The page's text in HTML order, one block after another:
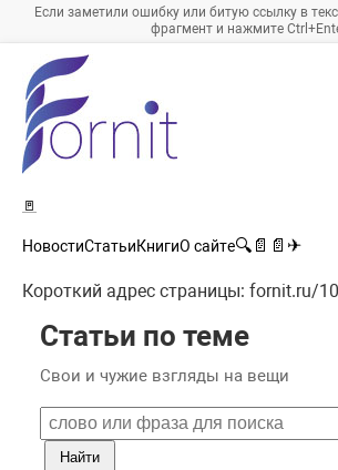
Если заметили ошибку или битую ссылку в
фрагмент и нажмите
🚪
НовостиСтатьиКнигиО сайте🔍 📄 📄 ✈
Короткий адрес страницы: fornit.ru/
Статьи по теме
Свои и чужие взгляды на вещи
Найти